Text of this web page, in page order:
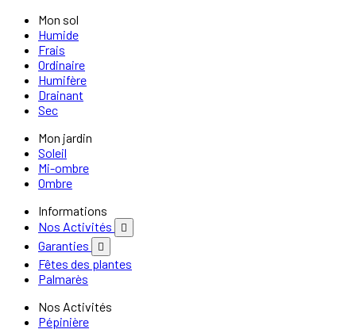
Mon sol
Humide
Frais
Ordinaire
Humifère
Drainant
Sec
Mon jardin
Soleil
Mi-ombre
Ombre
Informations
Nos Activités

Garanties 
Fêtes des plantes
Palmarès
Nos Activités
Pépinière